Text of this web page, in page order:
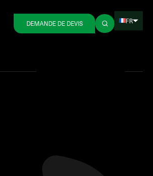
DEMANDE DE DEVIS FR